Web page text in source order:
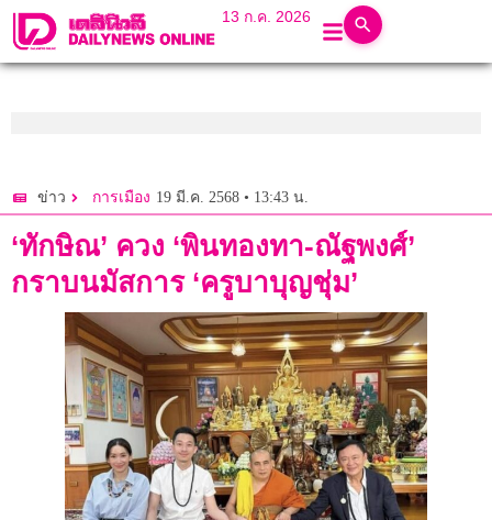
13 ก.ค. 2026
ข่าว การเมือง 19 มี.ค. 2568 • 13:43 น.
‘ทักษิณ’ ควง ‘พินทองทา-ณัฐพงศ์’
กราบนมัสการ ‘ครูบาบุญชุ่ม’